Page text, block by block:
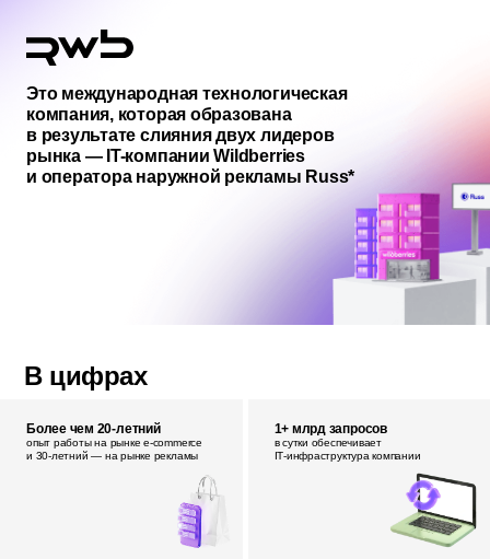
Это международная технологическая
компания, которая образована
в результате слияния двух лидеров
рынка — IT-компании Wildberries
и оператора наружной рекламы Russ*
В цифрах
Более чем 20-летний
опыт работы на рынке e‑commerce
и 30‑летний — на рынке рекламы
1+ млрд запросов
в сутки обеспечивает
IT‑инфраструктура компании